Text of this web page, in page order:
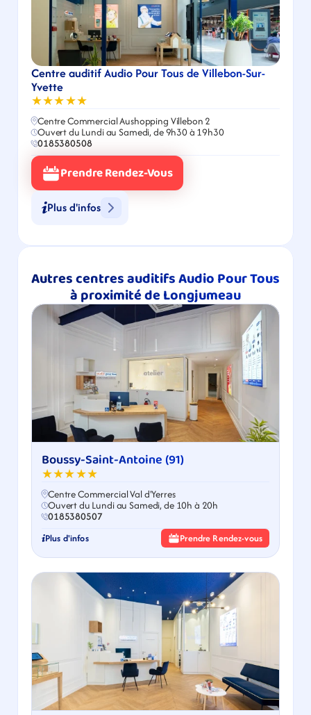
Centre auditif Audio Pour Tous de Villebon-Sur-
Yvette
★★★★★
Centre Commercial Aushopping Villebon 2
Ouvert du Lundi au Samedi, de 9h30 à 19h30
0185380508
Prendre Rendez-Vous
Plus d'infos
Autres centres auditifs Audio Pour Tous
à proximité de Longjumeau
Boussy-Saint-Antoine (91)
★★★★★
Centre Commercial Val d'Yerres
Ouvert du Lundi au Samedi, de 10h à 20h
0185380507
Plus d'infos Prendre Rendez-vous